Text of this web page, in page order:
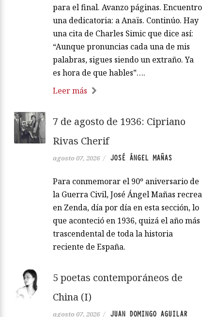
para el final. Avanzo páginas. Encuentro
una dedicatoria: a Anaïs. Continúo. Hay
una cita de Charles Simic que dice así:
“Aunque pronuncias cada una de mis
palabras, sigues siendo un extraño. Ya
es hora de que hables”….
Leer más
7 de agosto de 1936: Cipriano
Rivas Cherif
agosto 07, 2026 / JOSÉ ÁNGEL MAÑAS
Para conmemorar el 90º aniversario de
la Guerra Civil, José Ángel Mañas recrea
en Zenda, día por día en esta sección, lo
que aconteció en 1936, quizá el año más
trascendental de toda la historia
reciente de España.
5 poetas contemporáneos de
China (I)
agosto 07, 2026 / JUAN DOMINGO AGUILAR